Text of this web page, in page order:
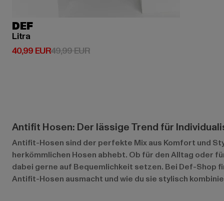
DEF
Litra
40,99 EUR
Derzeitiger Preis: 40,99 EUR
49,99 EURAktionspreis: 49,99 EUR
Antifit Hosen: Der lässige Trend für
Antifit-Hosen sind der perfekte Mix aus Komfort und
herkömmlichen Hosen abhebt. Ob für den Alltag oder
dabei gerne auf Bequemlichkeit setzen. Bei Def-Shop
Antifit-Hosen ausmacht und wie du sie stylisch